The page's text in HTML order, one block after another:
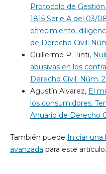
Protocolo de Gestión
1815 Serie A del 03/
ofrecimiento,
de Derecho Civil:
Guillermo P. Tinti,
abusivas en los
Derecho Civil: Núm.
Agustín Alvarez, El
los consumidores.
Anuario de Derecho
También puede Iniciar una
avanzada para este artículo.